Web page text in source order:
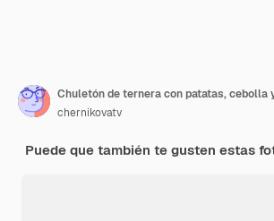
chernikovatv
Puede que también te gusten estas